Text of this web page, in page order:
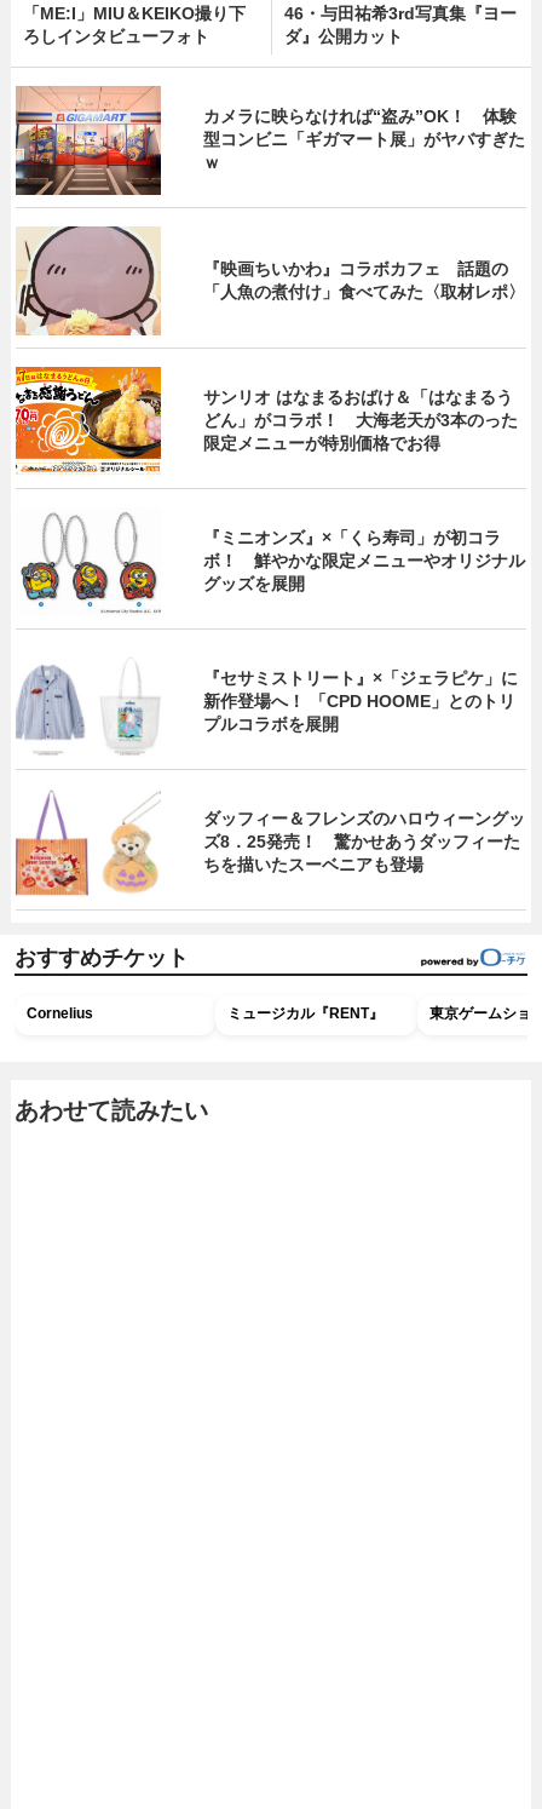
「ME:I」MIU＆KEIKO撮り下
ろしインタビューフォト
46・与田祐希3rd写真集『ヨー
ダ』公開カット
カメラに映らなければ“盗み”OK！ 体験
型コンビニ「ギガマート展」がヤバすぎた
ｗ
『映画ちいかわ』コラボカフェ 話題の
「人魚の煮付け」食べてみた〈取材レポ〉
サンリオ はなまるおばけ＆「はなまるう
どん」がコラボ！ 大海老天が3本のった
限定メニューが特別価格でお得
『ミニオンズ』×「くら寿司」が初コラ
ボ！ 鮮やかな限定メニューやオリジナル
グッズを展開
『セサミストリート』×「ジェラピケ」に
新作登場へ！ 「CPD HOOME」とのトリ
プルコラボを展開
ダッフィー＆フレンズのハロウィーングッ
ズ8．25発売！ 驚かせあうダッフィーた
ちを描いたスーベニアも登場
おすすめチケット
Cornelius ミュージカル『RENT』 東京ゲームショ
あわせて読みたい